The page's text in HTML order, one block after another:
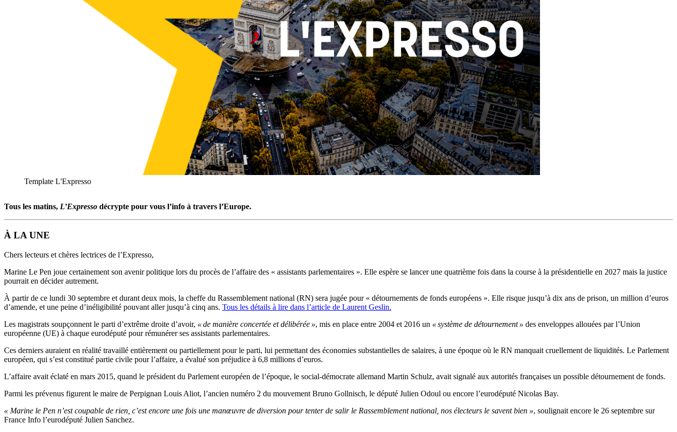
Template L'Expresso
Tous les matins, L’Expresso décrypte pour vous l’info à travers l’Europe.
À LA UNE
Chers lecteurs et chères lectrices de l’Expresso,
Marine Le Pen joue certainement son avenir politique lors du procès de l’affaire des « assistants parlementaires ». Elle espère se lancer une quatrième fois dans la course à la présidentielle en 2027 mais la justice
pourrait en décider autrement.
À partir de ce lundi 30 septembre et durant deux mois, la cheffe du Rassemblement national (RN) sera jugée pour « détournements de fonds européens ». Elle risque jusqu’à dix ans de prison, un million d’euros
d’amende, et une peine d’inéligibilité pouvant aller jusqu’à cinq ans. Tous les détails à lire dans l’article de Laurent Geslin.
Les magistrats soupçonnent le parti d’extrême droite d’avoir, « de manière concertée et délibérée », mis en place entre 2004 et 2016 un « système de détournement » des enveloppes allouées par l’Union
européenne (UE) à chaque eurodéputé pour rémunérer ses assistants parlementaires.
Ces derniers auraient en réalité travaillé entièrement ou partiellement pour le parti, lui permettant des économies substantielles de salaires, à une époque où le RN manquait cruellement de liquidités. Le Parlement
européen, qui s’est constitué partie civile pour l’affaire, a évalué son préjudice à 6,8 millions d’euros.
L’affaire avait éclaté en mars 2015, quand le président du Parlement européen de l’époque, le social-démocrate allemand Martin Schulz, avait signalé aux autorités françaises un possible détournement de fonds.
Parmi les prévenus figurent le maire de Perpignan Louis Aliot, l’ancien numéro 2 du mouvement Bruno Gollnisch, le député Julien Odoul ou encore l’eurodéputé Nicolas Bay.
« Marine le Pen n’est coupable de rien, c’est encore une fois une manœuvre de diversion pour tenter de salir le Rassemblement national, nos électeurs le savent bien », soulignait encore le 26 septembre sur
France Info l’eurodéputé Julien Sanchez.